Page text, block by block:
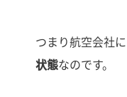
つまり航空会社
状態なのです。